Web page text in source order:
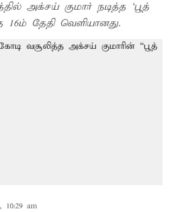
அக்சய் குமார் நடித்த ‘பூத்
தேதி வெளியானது.
10:29 am